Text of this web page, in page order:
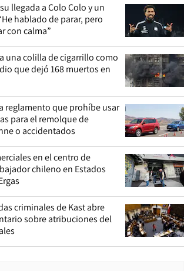
llegada a Colo Colo y un
hablado de parar, pero
con calma”
una colilla de cigarrillo como
que dejó 168 muertos en
reglamento que prohíbe usar
para el remolque de
o accidentados
en el centro de
chileno en Estados
criminales de Kast abre
sobre atribuciones del